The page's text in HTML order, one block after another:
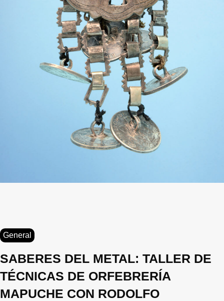
General
SABERES DEL METAL: TALLER DE
TÉCNICAS DE ORFEBRERÍA
MAPUCHE CON RODOLFO